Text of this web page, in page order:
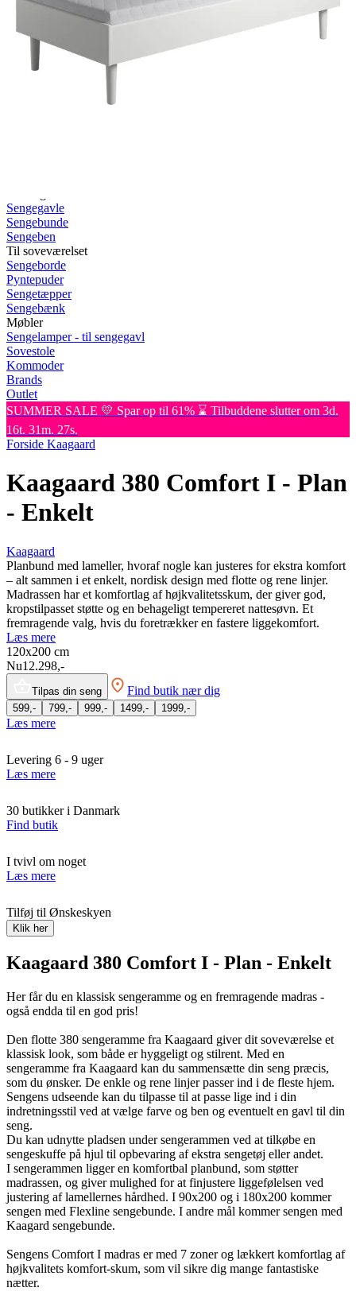
Rullemadrasser 140x200
Rullemadrasser 120x200
Rullemadrasser 90x200
Se flere størrelser
Sovesofaer
2-personers sovesofaer
Sengegavle
Sengebunde
Sengeben
Til soveværelset
Sengeborde
Pyntepuder
Sengetæpper
Sengebænk
Møbler
Sengelamper - til sengegavl
Sovestole
Kommoder
Brands
Outlet
SUMMER SALE 💛 Spar op til 61% ⌛ Tilbuddene slutter om 3d.
16t. 31m. 27s.
Forside Kaagaard
Kaagaard 380 Comfort I - Plan
- Enkelt
Kaagaard
Planbund med lameller, hvoraf nogle kan justeres for ekstra komfort
– alt sammen i et enkelt, nordisk design med flotte og rene linjer.
Madrassen har et komfortlag af højkvalitetsskum, der giver god,
kropstilpasset støtte og en behageligt tempereret nattesøvn. Et
fremragende valg, hvis du foretrækker en fastere liggekomfort.
Læs mere
120x200 cm
Nu12.298,-
Tilpas din seng Find butik nær dig
599,- 799,- 999,- 1499,- 1999,-
Læs mere
Levering 6 - 9 uger
Læs mere
30 butikker i Danmark
Find butik
I tvivl om noget
Læs mere
Tilføj til Ønskeskyen
Klik her
Kaagaard 380 Comfort I - Plan - Enkelt
Her får du en klassisk sengeramme og en fremragende madras -
også endda til en god pris!
Den flotte 380 sengeramme fra Kaagaard giver dit soveværelse et
klassisk look, som både er hyggeligt og stilrent. Med en
sengeramme fra Kaagaard kan du sammensætte din seng præcis,
som du ønsker. De enkle og rene linjer passer ind i de fleste hjem.
Sengens udseende kan du tilpasse til at passe lige ind i din
indretningsstil ved at vælge farve og ben og eventuelt en gavl til din
seng.
Du kan udnytte pladsen under sengerammen ved at tilkøbe en
sengeskuffe på hjul til opbevaring af ekstra sengetøj eller andet.
I sengerammen ligger en komfortbal planbund, som støtter
madrassen, og giver mulighed for at finjustere liggefølelsen ved
justering af lamellernes hårdhed. I 90x200 og i 180x200 kommer
sengen med Flexline sengebunde. I andre mål kommer sengen med
Kaagard sengebunde.
Sengens Comfort I madras er med 7 zoner og lækkert komfortlag af
højkvalitets komfort-skum, som vil sikre dig mange fantastiske
nætter.